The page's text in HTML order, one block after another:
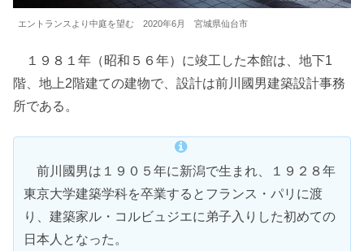
エントランスより中庭を望む 2020年6月 宮城県仙台市
１９８１年（昭和５６年）に竣工した本館は、地下1
階、地上2階建ての建物で、設計は前川國男建築設計事務
所である。
前川國男は１９０５年に新潟で生まれ、１９２８年
東京大学建築学科を卒業するとフランス・パリに渡
り、建築家ル・コルビュジエに弟子入りした初めての
日本人となった。